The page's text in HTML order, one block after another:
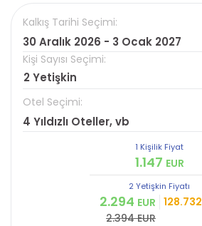
Kalkış Tarihi Seçimi:
30 Aralık 2026 - 3 Ocak 2027
Kişi Sayısı Seçimi:
2 Yetişkin
Otel Seçimi:
4 Yıldızlı Oteller, vb
1 Kişilik Fiyat
1.147 EUR
2 Yetişkin Fiyatı
2.294 EUR 128.732
2.394 EUR